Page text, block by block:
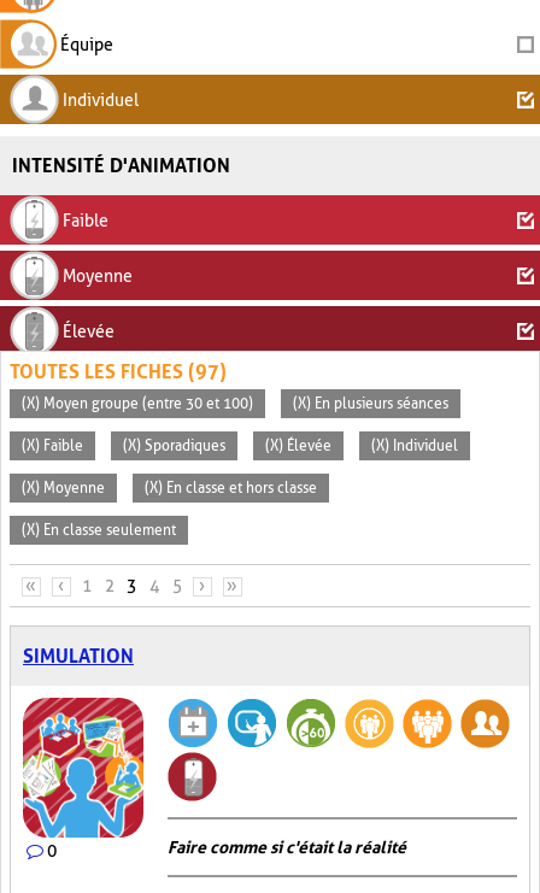
Équipe
Individuel
INTENSITÉ D'ANIMATION
Faible
Moyenne
Élevée
TOUTES LES FICHES (97)
(X) Moyen groupe (entre 30 et 100) (X) En plusieurs séances
(X) Faible (X) Sporadiques (X) Élevée (X) Individuel
(X) Moyenne (X) En classe et hors classe
(X) En classe seulement
PAGES
« ‹ 1 2 3 4 5 › »
SIMULATION
0 Faire comme si c'était la réalité